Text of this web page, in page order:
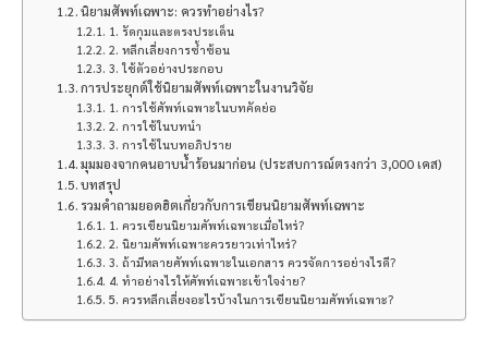
นิยามศัพท์เฉพาะ: ควรทำอย่างไร?
1. รัดกุมและตรงประเด็น
2. หลีกเลี่ยงการซ้ำซ้อน
3. ใช้ตัวอย่างประกอบ
การประยุกต์ใช้นิยามศัพท์เฉพาะในงานวิจัย
1. การใช้ศัพท์เฉพาะในบทคัดย่อ
2. การใช้ในบทนำ
3. การใช้ในบทอภิปราย
มุมมองจากคนอาบน้ำร้อนมาก่อน (ประสบการณ์ตรงกว่า 3,000 เคส)
บทสรุป
รวมคำถามยอดฮิตเกี่ยวกับการเขียนนิยามศัพท์เฉพาะ
1. ควรเขียนนิยามศัพท์เฉพาะเมื่อไหร่?
2. นิยามศัพท์เฉพาะควรยาวเท่าไหร่?
3. ถ้ามีหลายศัพท์เฉพาะในเอกสาร ควรจัดการอย่างไรดี?
4. ทำอย่างไรให้ศัพท์เฉพาะเข้าใจง่าย?
5. ควรหลีกเลี่ยงอะไรบ้างในการเขียนนิยามศัพท์เฉพาะ?